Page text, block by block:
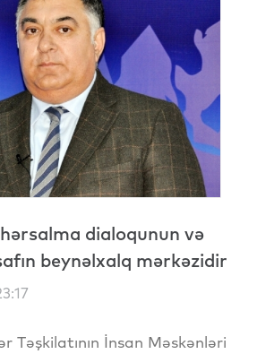
dialoqunun və
beynəlxalq mərkəzidir
Təşkilatının İnsan Məskənləri